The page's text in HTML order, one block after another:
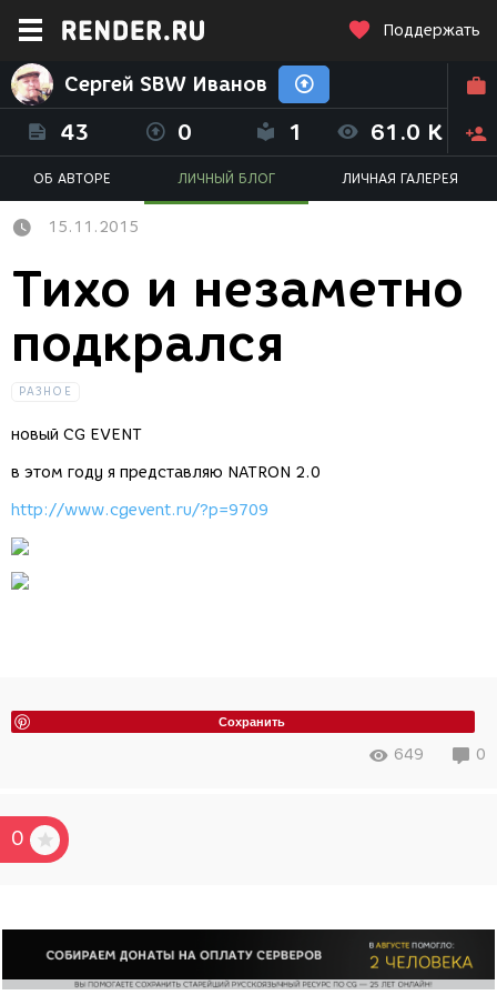
Поддержать
Сергей SBW Иванов
43 0 1 61.0 K
ОБ АВТОРЕ ЛИЧНЫЙ БЛОГ ЛИЧНАЯ ГАЛЕРЕЯ
15.11.2015
Тихо и незаметно
подкрался
РАЗНОЕ
новый CG EVENT
в этом году я представляю NATRON 2.0
http://www.cgevent.ru/?p=9709
Сохранить
649 0
0